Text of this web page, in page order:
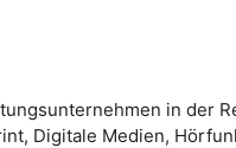
in der
Digitale Medien,